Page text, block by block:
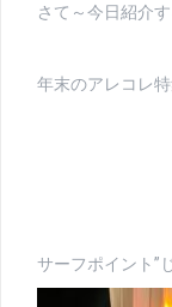
さて～今日紹介
年末のアレコレ
サーフポイント”